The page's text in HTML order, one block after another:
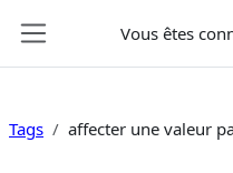
Vous êtes
Tags affecter une valeur